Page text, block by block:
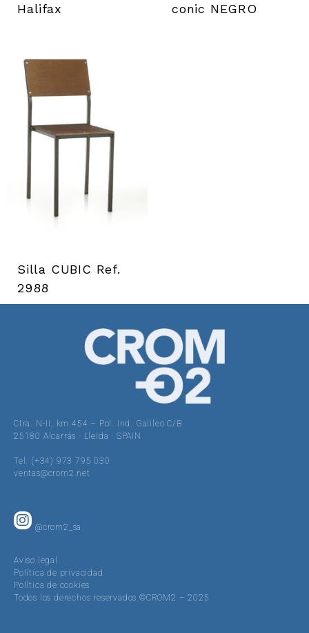
Halifax
conic NEGRO
Silla CUBIC Ref.
2988
Ctra. N-II, km 454 – Pol. Ind. Galileo C/B
25180 Alcarràs · Lleida · SPAIN
Tel. (+34) 973 795 030
ventas@crom2.net
@crom2_sa
Aviso legal
Política de privacidad
Política de cookies
Todos los derechos reservados ©CROM2 – 2025